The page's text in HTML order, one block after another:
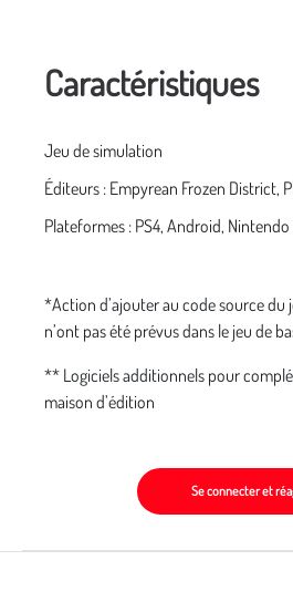
Caractéristiques
Jeu de simulation
Éditeurs : Empyrean Frozen District,
Plateformes : PS4, Android,
*Action d’ajouter au code source du
n’ont pas été prévus dans le jeu de
** Logiciels additionnels pour
maison d’édition
Se connecter et